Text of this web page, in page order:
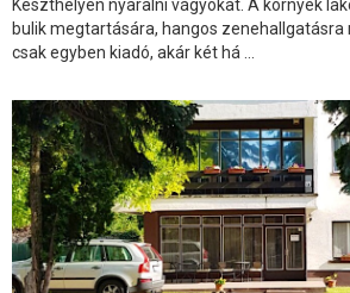
Keszthelyen nyaralni vágyókat. A környék
bulik megtartására, hangos zenehallgatásra
csak egyben kiadó, akár két há ...